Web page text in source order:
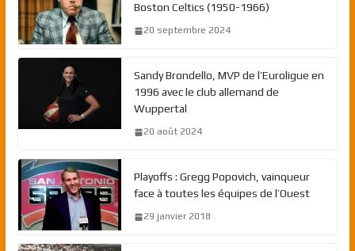
Boston Celtics (1950-1966)
20 septembre 2024
Sandy Brondello, MVP de l’Euroligue en
1996 avec le club allemand de
Wuppertal
20 août 2024
Playoffs : Gregg Popovich, vainqueur
face à toutes les équipes de l’Ouest
29 janvier 2018